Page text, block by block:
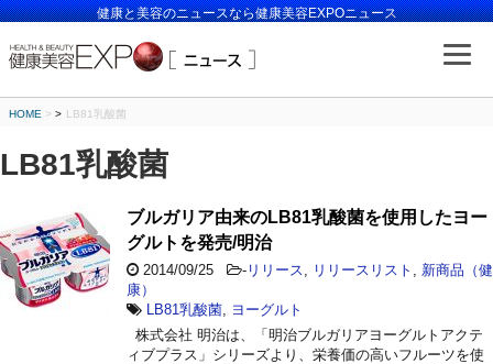
健康と美容のニュースなら健康美容EXPOニュース
HOME > LB81乳酸菌
LB81乳酸菌
ブルガリア由来のLB81乳酸菌を使用したヨー
グルトを発売/明治
2014/09/25 - リリース リリースリスト
新商品（健
康）
LB81乳酸菌
ヨーグルト
株式会社 明治は、「明治ブルガリアヨーグルトアクテ
ィブプラス」シリーズより、栄養価の高いフルーツを使